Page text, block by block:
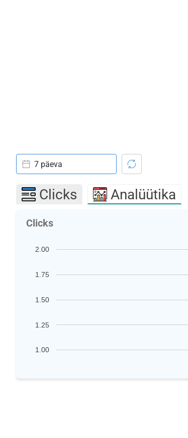
7 päeva
Clicks Analüütika
Clicks
1.00
1.25
1.50
1.75
2.00